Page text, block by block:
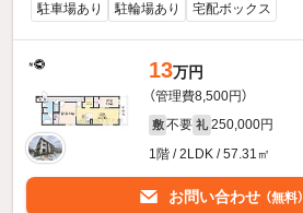
駐車場あり 駐輪場あり 宅配ボックス
13万円
（管理費8,500円）
敷 不要 礼 250,000円
1階 / 2LDK / 57.31㎡
お問い合わせ （無料）